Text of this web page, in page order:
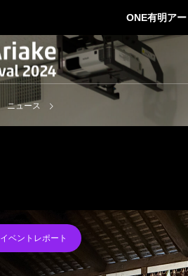
ONE有明ア
ニュース
イベントレポート